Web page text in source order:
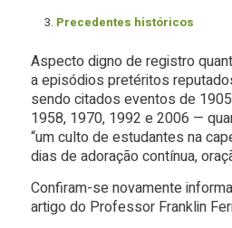
Precedentes históricos
Aspecto digno de registro
a episódios pretéritos
sendo citados eventos de
1958, 1970, 1992 e 2006 —
“um culto de estudantes na
dias de adoração contínua,
Confiram-se novamente
artigo do Professor Franklin